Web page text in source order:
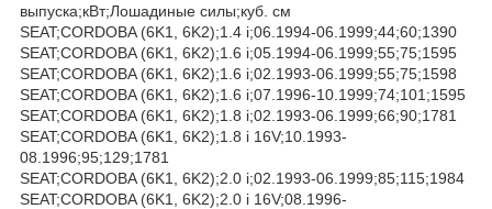
выпуска;кВт;Лошадиные силы;куб. см
SEAT;CORDOBA (6K1, 6K2);1.4 i;06.1994-06.1999;44;60;1390
SEAT;CORDOBA (6K1, 6K2);1.6 i;05.1994-06.1999;55;75;1595
SEAT;CORDOBA (6K1, 6K2);1.6 i;02.1993-06.1999;55;75;1598
SEAT;CORDOBA (6K1, 6K2);1.6 i;07.1996-10.1999;74;101;1595
SEAT;CORDOBA (6K1, 6K2);1.8 i;02.1993-06.1999;66;90;1781
SEAT;CORDOBA (6K1, 6K2);1.8 i 16V;10.1993-
08.1996;95;129;1781
SEAT;CORDOBA (6K1, 6K2);2.0 i;02.1993-06.1999;85;115;1984
SEAT;CORDOBA (6K1, 6K2);2.0 i 16V;08.1996-